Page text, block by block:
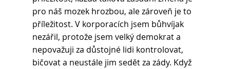
pro náš mozek hrozbou, ale zároveň je to
příležitost. V korporacích jsem bůhvíjak
nezářil, protože jsem velký demokrat a
nepovažuji za důstojné lidi kontrolovat,
bičovat a neustále jim sedět za zády. Když